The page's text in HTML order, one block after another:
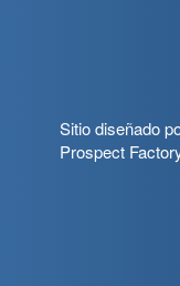
Sitio diseñado
Prospect